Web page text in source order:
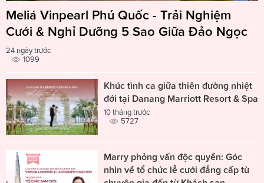
Meliá Vinpearl Phú Quốc - Trải Nghiệm
Cưới & Nghỉ Dưỡng 5 Sao Giữa Đảo Ngọc
24 ngày trước
1099
Khúc tình ca giữa thiên đường nhiệt
đới tại Danang Marriott Resort & Spa
10 tháng trước
5727
Marry phỏng vấn độc quyền: Góc
nhìn về tổ chức lễ cưới đẳng cấp từ